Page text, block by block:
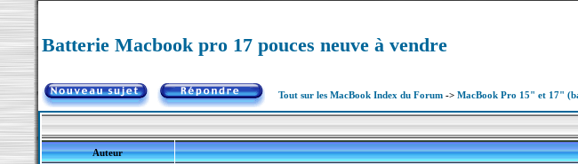
Batterie Macbook pro 17 pouces neuve à vendre
Tout sur les MacBook Index du Forum-> MacBook Pro 15" et 17"
Auteur